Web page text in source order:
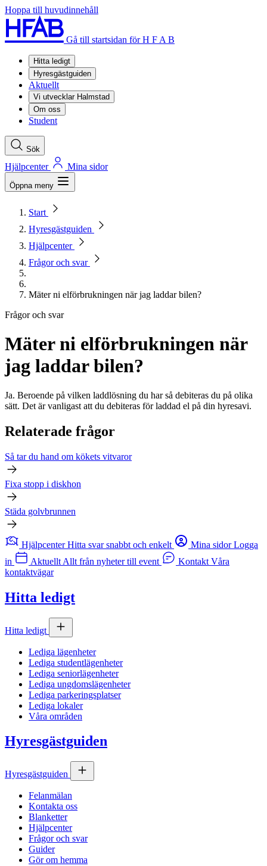
Hoppa till huvudinnehåll
Gå till startsidan för H F A B
Hitta ledigt
Hyresgästguiden
Aktuellt
Vi utvecklar Halmstad
Om oss
Student
Sök
Hjälpcenter Mina sidor
Öppna meny
Start
Hyresgästguiden
Hjälpcenter
Frågor och svar
Mäter ni elförbrukningen när jag laddar bilen?
Frågor och svar
Mäter ni elförbrukningen när
jag laddar bilen?
Ja. Beroende på vilken laddlösning du har så debiteras du på olika
sätt. Det är vanligast att du debiteras för laddad el på din hyresavi.
Relaterade frågor
Så tar du hand om kökets vitvaror
Fixa stopp i diskhon
Städa golvbrunnen
Hjälpcenter Hitta svar snabbt och enkelt Mina sidor Logga
in
Aktuellt Allt från nyheter till event Kontakt Våra
kontaktvägar
Hitta ledigt
Hitta ledigt
Lediga lägenheter
Lediga studentlägenheter
Lediga seniorlägenheter
Lediga ungdomslägenheter
Lediga parkeringsplatser
Lediga lokaler
Våra områden
Hyresgästguiden
Hyresgästguiden
Felanmälan
Kontakta oss
Blanketter
Hjälpcenter
Frågor och svar
Guider
Gör om hemma